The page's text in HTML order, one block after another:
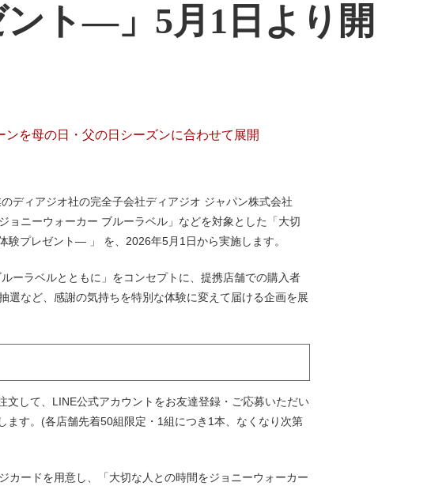
ト―」5月1日より開
を母の日・父の日シーズンに合わせて展開
ディアジオ社の完全子会社ディアジオ ジャパン株式会社
ョニーウォーカー ブルーラベル」などを対象とした「大切
プレゼント― 」 を、2026年5月1日から実施します。
ーラベルとともに」をコンセプトに、提携店舗での購入者
選など、感謝の気持ちを特別な体験に変えて届ける企画を展
して、LINE公式アカウントをお友達登録・ご応募いただい
す。(各店舗先着50組限定・1組につき1本、なくなり次第
カードを用意し、「大切な人との時間をジョニーウォーカー